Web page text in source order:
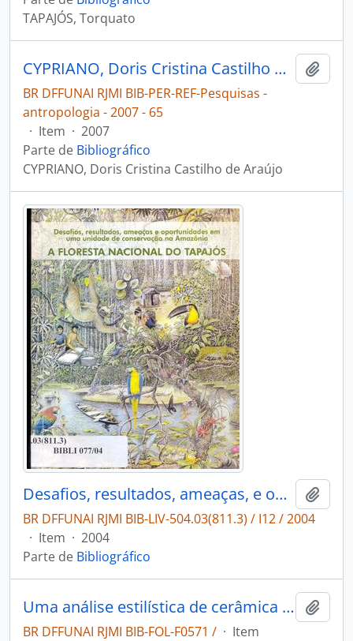
TAPAJÓS, Torquato
CYPRIANO, Doris Cristina Castilho de Araújo. Almas, corpos e especiarias: a expansão colonial nos rios Tapajós e Madeira [Pesquisas - antropologia]
BR DFFUNAI RJMI BIB-PER-REF-Pesquisas -
antropologia - 2007 - 65
· Item · 2007
Parte de Bibliográfico
CYPRIANO, Doris Cristina Castilho de Araújo
Desafios, resultados, ameaças, e oportunidades em uma unidade de conservação na Amazônia:: "A Floresta Nacional do Tapajós".
BR DFFUNAI RJMI BIB-LIV-504.03(811.3) / I12 / 2004
· Item · 2004
Parte de Bibliográfico
Uma análise estilística de cerâmica de Santarém
BR DFFUNAI RJMI BIB-FOL-F0571 / · Item